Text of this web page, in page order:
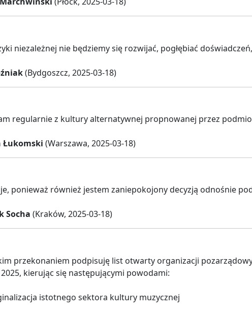
niezależnej nie będziemy się rozwijać, pogłębiać
(Bydgoszcz, 2025-03-18)
regularnie z kultury alternatywnej propnowanej przez
Łukomski (Warszawa, 2025-03-18)
ponieważ również jestem zaniepokojony decyzją odnośnie
Socha (Kraków, 2025-03-18)
przekonaniem podpisuję list otwarty organizacji
kierując się następującymi powodami:
istotnego sektora kultury muzycznej